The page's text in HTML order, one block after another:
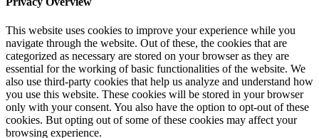
This website uses cookies to improve your experience while you
navigate through the website. Out of these, the cookies that are
categorized as necessary are stored on your browser as they are
essential for the working of basic functionalities of the website. We
also use third-party cookies that help us analyze and understand how
you use this website. These cookies will be stored in your browser
only with your consent. You also have the option to opt-out of these
cookies. But opting out of some of these cookies may affect your
browsing experience.